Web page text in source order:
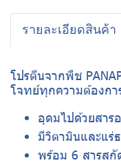
รายละเอียดสินค้า
โปรตีนจากพืช
โจทย์ทุกความต้องกา
อุดมไปด้วยสาร
มีวิตามินและแร่
พร้อม 6 สารสกั